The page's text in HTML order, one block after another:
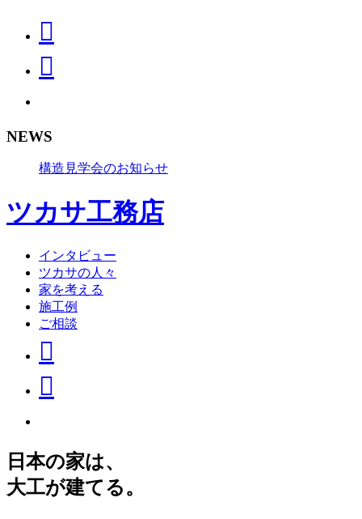
NEWS
構造見学会のお知らせ
ツカサ工務店
インタビュー
ツカサの人々
家を考える
施工例
ご相談
日本の家は、
大工が建てる。